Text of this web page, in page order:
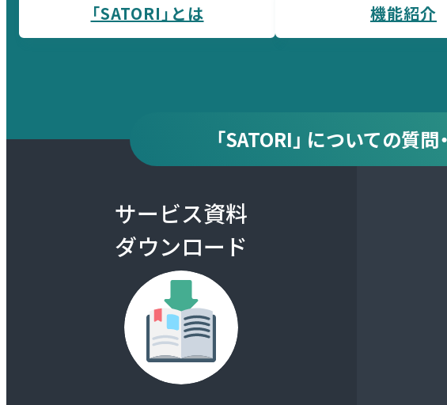
「SATORI」とは 機能紹介
「SATORI」 についての質問
サービス資料
ダウンロード